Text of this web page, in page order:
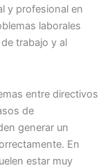
y profesional en
laborales
trabajo y al
entre directivos
de
generar un
En
estar muy